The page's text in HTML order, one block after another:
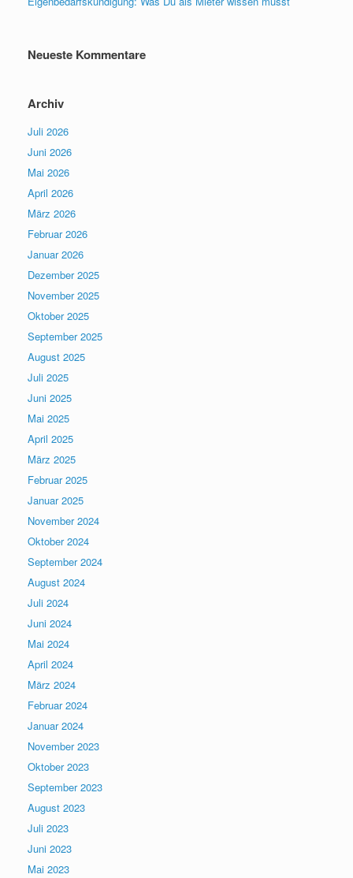
Neueste Kommentare
Archiv
Juli 2026
Juni 2026
Mai 2026
April 2026
März 2026
Februar 2026
Januar 2026
Dezember 2025
November 2025
Oktober 2025
September 2025
August 2025
Juli 2025
Juni 2025
Mai 2025
April 2025
März 2025
Februar 2025
Januar 2025
November 2024
Oktober 2024
September 2024
August 2024
Juli 2024
Juni 2024
Mai 2024
April 2024
März 2024
Februar 2024
Januar 2024
November 2023
Oktober 2023
September 2023
August 2023
Juli 2023
Juni 2023
Mai 2023